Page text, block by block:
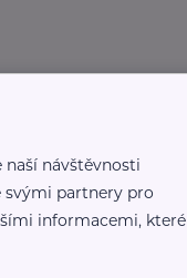
naší návštěvnosti
svými partnery pro
informacemi, které